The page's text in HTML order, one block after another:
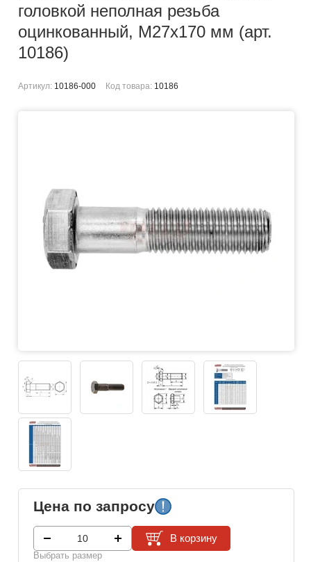
головкой неполная резьба
оцинкованный, M27x170 мм (арт.
10186)
Артикул: 10186-000 Код товара: 10186
Цена по запросу
Выбрать размер
В корзину